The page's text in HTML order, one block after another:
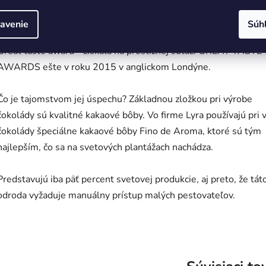
vyrábaná čokoláda z Nitry sa už niekoľko rokov právom
najlepšie čokolády na svete - prvé ocenenie Zlatú
taste award - získala na prestížnej súťaži GREAT TASTE
ešte v roku 2015 v anglickom Londýne.
je tajomstvom jej úspechu? Základnou zložkou pri výrobe
sú kvalitné kakaové bôby. Vo firme Lyra používajú pri
špeciálne kakaové bôby Fino de Aroma, ktoré sú tým
čo sa na svetových plantážach nachádza.
iba päť percent svetovej produkcie, aj preto, že
vyžaduje manuálny prístup malých pestovateľov.